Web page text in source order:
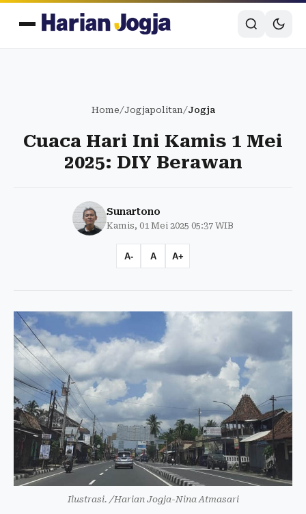
Home/Jogjapolitan/Jogja
Cuaca Hari Ini Kamis 1 Mei
2025: DIY Berawan
Sunartono
Kamis, 01 Mei 2025 05:37 WIB
A- A A+
Ilustrasi. /Harian Jogja-Nina Atmasari